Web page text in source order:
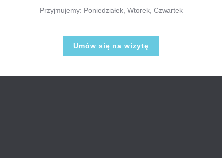
Przyjmujemy: Poniedziałek, Wtorek, Czwartek
Umów się na wizytę